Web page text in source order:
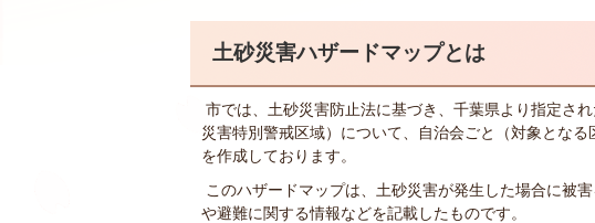
土砂災害ハザードマップとは
市では、土砂災害防止法に基づき、千葉県より指定さ
災害特別警戒区域）について、自治会ごと（対象とな
を作成しております。
このハザードマップは、土砂災害が発生した場合に被
や避難に関する情報などを記載したものです。